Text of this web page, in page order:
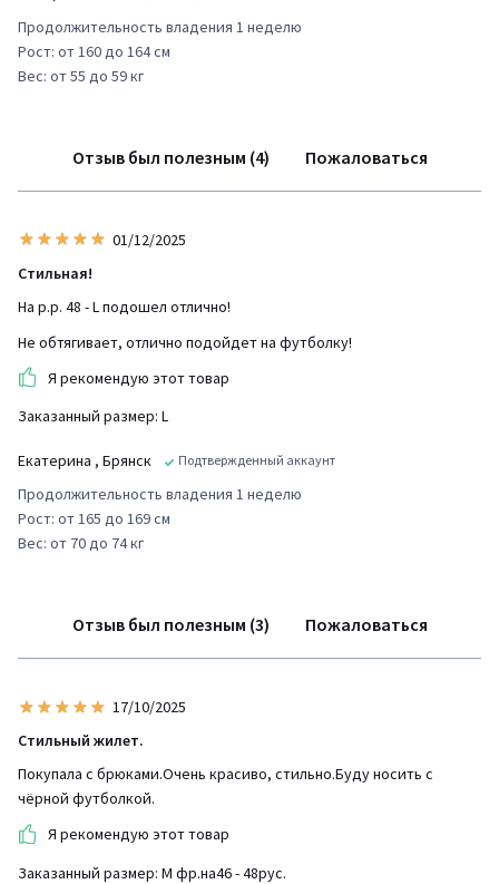
Продолжительность владения 1 неделю
Рост: от 160 до 164 см
Вес: от 55 до 59 кг
Отзыв был полезным (4) Пожаловаться
01/12/2025
Стильная!
На р.р. 48 - L подошел отлично!
Не обтягивает, отлично подойдет на футболку!
Я рекомендую этот товар
Заказанный размер: L
Екатерина , Брянск Подтвержденный аккаунт
Продолжительность владения 1 неделю
Рост: от 165 до 169 см
Вес: от 70 до 74 кг
Отзыв был полезным (3) Пожаловаться
17/10/2025
Стильный жилет.
Покупала с брюками.Очень красиво, стильно.Буду носить с
чёрной футболкой.
Я рекомендую этот товар
Заказанный размер: М фр.на46 - 48рус.